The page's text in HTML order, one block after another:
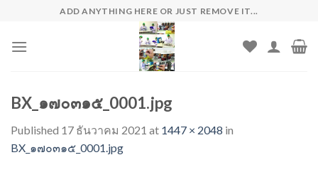
content
ADD ANYTHING HERE OR JUST REMOVE IT...
BX_๑๗๐๓๑๕_0001.jpg
Published 17 ธันวาคม 2021 at 1447 × 2048 in
BX_๑๗๐๓๑๕_0001.jpg